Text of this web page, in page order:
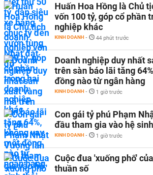
Huấn Hoa Hồng là Chủ
vốn 100 tỷ, góp cổ phần
nghiệp khác
KINH DOANH - 44 phút trước
Doanh nghiệp duy nhất
trên sàn báo lãi tăng
đồng nào từ ngân hàng
KINH DOANH - 1 giờ trước
Con gái tỷ phú Phạm
đầu tham gia vào hệ
KINH DOANH - 1 giờ trước
Cuộc đua 'xuống phố'
thuần số